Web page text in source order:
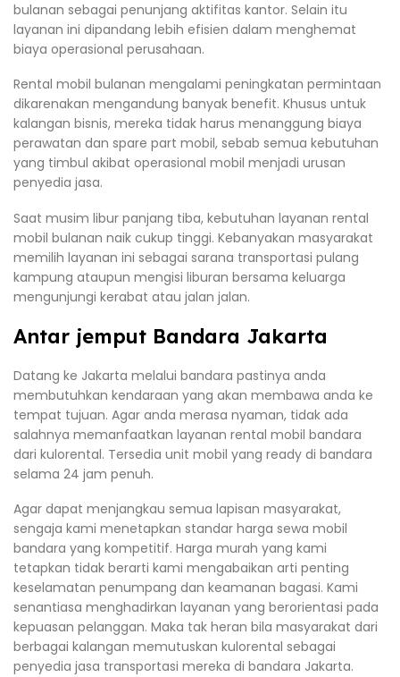
bulanan sebagai penunjang aktifitas kantor. Selain itu
layanan ini dipandang lebih efisien dalam menghemat
biaya operasional perusahaan.
Rental mobil bulanan mengalami peningkatan permintaan
dikarenakan mengandung banyak benefit. Khusus untuk
kalangan bisnis, mereka tidak harus menanggung biaya
perawatan dan spare part mobil, sebab semua kebutuhan
yang timbul akibat operasional mobil menjadi urusan
penyedia jasa.
Saat musim libur panjang tiba, kebutuhan layanan rental
mobil bulanan naik cukup tinggi. Kebanyakan masyarakat
memilih layanan ini sebagai sarana transportasi pulang
kampung ataupun mengisi liburan bersama keluarga
mengunjungi kerabat atau jalan jalan.
Antar jemput Bandara Jakarta
Datang ke Jakarta melalui bandara pastinya anda
membutuhkan kendaraan yang akan membawa anda ke
tempat tujuan. Agar anda merasa nyaman, tidak ada
salahnya memanfaatkan layanan rental mobil bandara
dari kulorental. Tersedia unit mobil yang ready di bandara
selama 24 jam penuh.
Agar dapat menjangkau semua lapisan masyarakat,
sengaja kami menetapkan standar harga sewa mobil
bandara yang kompetitif. Harga murah yang kami
tetapkan tidak berarti kami mengabaikan arti penting
keselamatan penumpang dan keamanan bagasi. Kami
senantiasa menghadirkan layanan yang berorientasi pada
kepuasan pelanggan. Maka tak heran bila masyarakat dari
berbagai kalangan memutuskan kulorental sebagai
penyedia jasa transportasi mereka di bandara Jakarta.